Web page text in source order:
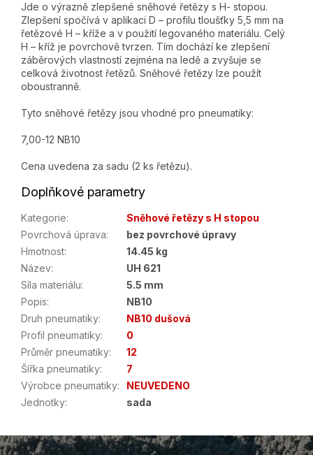
Jde o výrazně zlepšené sněhové řetězy s H- stopou.
Zlepšení spočívá v aplikaci D – profilu tloušťky 5,5 mm na
řetězové H – kříže a v použití legovaného materiálu. Celý
H – kříž je povrchově tvrzen. Tím dochází ke zlepšení
záběrových vlastností zejména na ledě a zvyšuje se
celková životnost řetězů. Sněhové řetězy lze použít
oboustranně.
Tyto sněhové řetězy jsou vhodné pro pneumatiky:
7,00-12 NB10
Cena uvedena za sadu (2 ks řetězu).
Doplňkové parametry
Kategorie:
Sněhové řetězy s H stopou
Povrchová úprava:
bez povrchové úpravy
Hmotnost:
14.45 kg
Název:
UH 621
Síla materiálu:
5.5 mm
Popis:
NB10
Druh pneumatiky:
NB10 dušová
Profil pneumatiky:
0
Průměr pneumatiky:
12
Šířka pneumatiky:
7
Výrobce pneumatiky:
NEUVEDENO
Jednotky: sada
Z